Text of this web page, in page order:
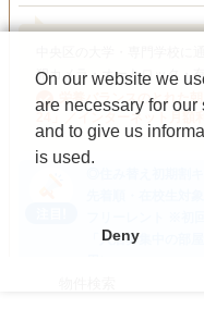
中央区の大学・専門学校に
犯カメラ・オートロック・
栄養バランスのとれた
24」／インターネット月額
◎住み替え初期割
先着順・在校生対
フリーレント ※初
「入居募集中の部
On our website we
are necessary for
and to give us
is used.
Deny